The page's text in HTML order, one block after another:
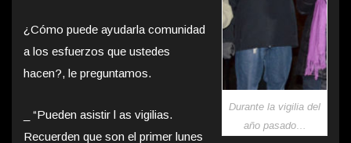
Durante la vigilia del
año pasado…
¿Cómo puede ayudarla comunidad
a los esfuerzos que ustedes
hacen?, le preguntamos.
_ “Pueden asistir l as vigilias.
Recuerden que son el primer lunes